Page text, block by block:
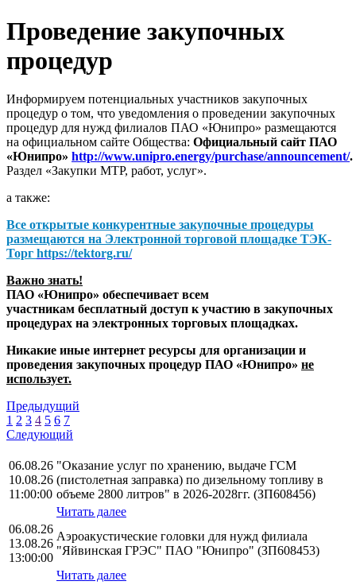
Проведение закупочных
процедур
Информируем потенциальных участников закупочных
процедур о том, что уведомления о проведении закупочных
процедур для нужд филиалов ПАО «Юнипро» размещаются
на официальном сайте Общества: Официальный сайт ПАО
«Юнипро» http://www.unipro.energy/purchase/announcement/.
Раздел «Закупки МТР, работ, услуг».
а также:
Все открытые конкурентные закупочные процедуры
размещаются на Электронной торговой площадке ТЭК-
Торг https://tektorg.ru/
Важно знать!
ПАО «Юнипро» обеспечивает всем
участникам бесплатный доступ к участию в закупочных
процедурах на электронных торговых площадках.
Никакие иные интернет ресурсы для организации и
проведения закупочных процедур ПАО «Юнипро» не
использует.
Предыдущий
1 2 3 4 5 6 7
Следующий
06.08.26
10.08.26
11:00:00
"Оказание услуг по хранению, выдаче ГСМ
(пистолетная заправка) по дизельному топливу в
объеме 2800 литров" в 2026-2028гг. (ЗП608456)
Читать далее
06.08.26
13.08.26
13:00:00
Аэроакустические головки для нужд филиала
"Яйвинская ГРЭС" ПАО "Юнипро" (ЗП608453)
Читать далее